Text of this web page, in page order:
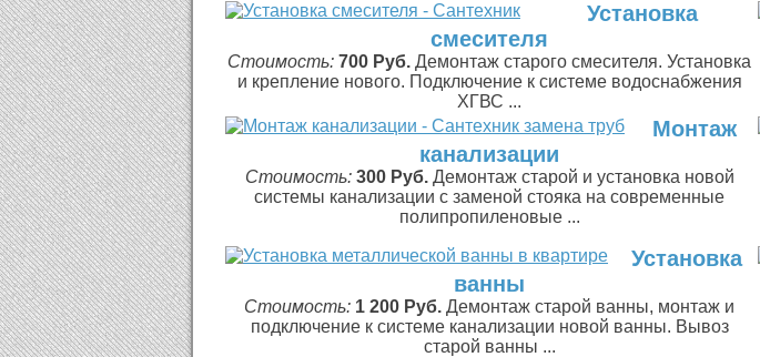
Установка
смесителя
Стоимость: 700 Руб. Демонтаж старого смесителя. Установка
и крепление нового. Подключение к системе водоснабжения
ХГВС ...
Монтаж
канализации
Стоимость: 300 Руб. Демонтаж старой и установка новой
системы канализации с заменой стояка на современные
полипропиленовые ...
Установка
ванны
Стоимость: 1 200 Руб. Демонтаж старой ванны, монтаж и
подключение к системе канализации новой ванны. Вывоз
старой ванны ...